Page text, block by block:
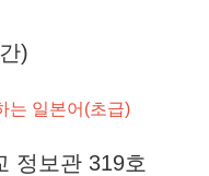
)
는 일본어(초급)
정보관 319호